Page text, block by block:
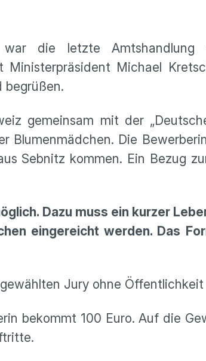
die letzte Amtshandlung
Ministerpräsident Michael
begrüßen.
gemeinsam mit der
Blumenmädchen. Die
Sebnitz kommen. Ein Bezug
Dazu muss ein kurzer
eingereicht werden. Das
Jury ohne Öffentlichkeit
bekommt 100 Euro. Auf die